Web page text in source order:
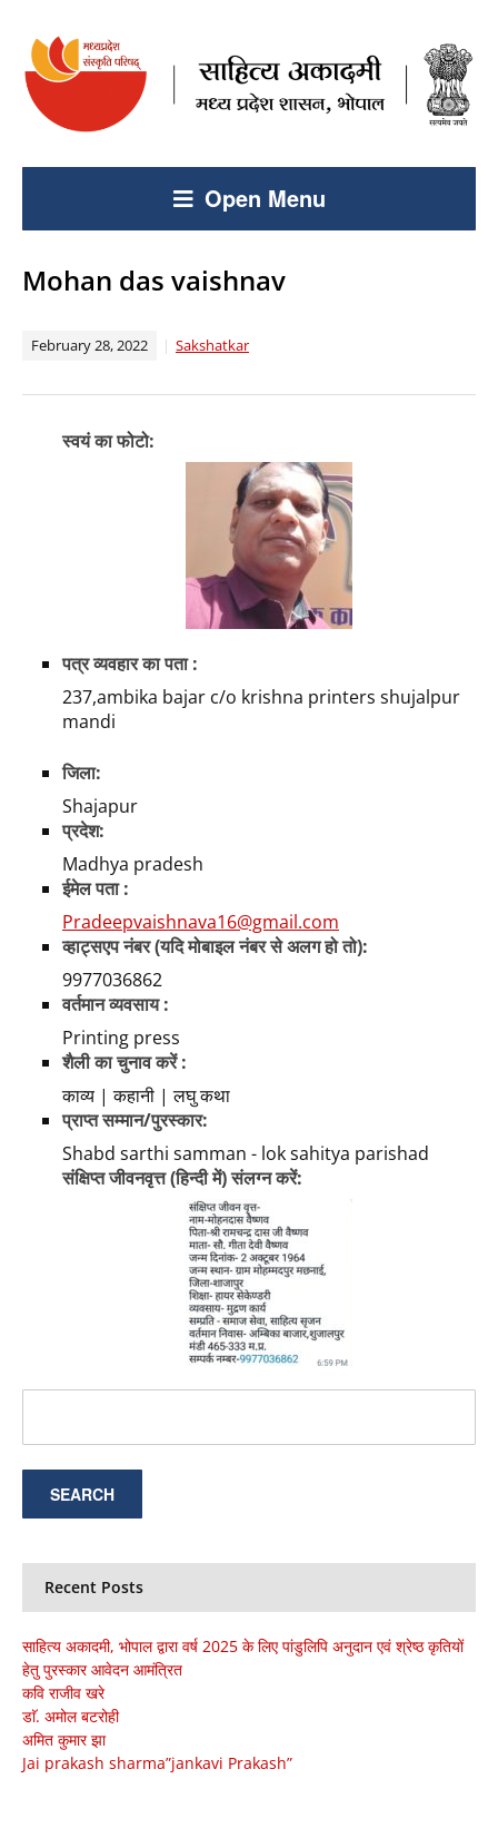
Open Menu
Mohan das vaishnav
February 28, 2022 Sakshatkar
स्वयं का फोटो:
पत्र व्यवहार का पता :
237,ambika bajar c/o krishna printers shujalpur
mandi
जिला:
Shajapur
प्रदेश:
Madhya pradesh
ईमेल पता :
Pradeepvaishnava16@gmail.com
व्हाट्सएप नंबर (यदि मोबाइल नंबर से अलग हो तो):
9977036862
वर्तमान व्यवसाय :
Printing press
शैली का चुनाव करें :
काव्य | कहानी | लघु कथा
प्राप्त सम्मान/पुरस्कार:
Shabd sarthi samman - lok sahitya parishad
संक्षिप्त जीवनवृत्त (हिन्दी में) संलग्न करें:
Recent Posts
साहित्य अकादमी, भोपाल द्वारा वर्ष 2025 के लिए पांडुलिपि अनुदान एवं श्रेष्ठ कृतियों
हेतु पुरस्कार आवेदन आमंत्रित
कवि राजीव खरे
डाॅ. अमोल बटरोही
अमित कुमार झा
Jai prakash sharma”jankavi Prakash”